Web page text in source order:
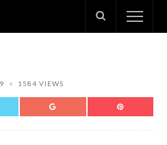
1584 VIEWS